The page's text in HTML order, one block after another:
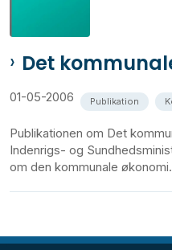
Det
01-05-2006 Publikation
Publikationen om Det
Indenrigs- og
om den kommunale